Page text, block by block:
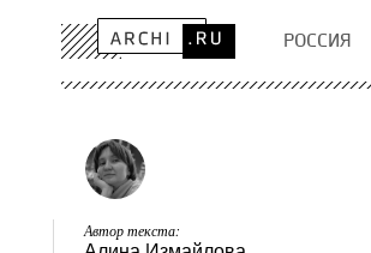
РОССИЯ
Автор текста: